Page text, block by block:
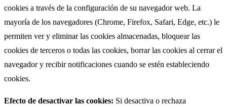
cookies a través de la configuración de su navegador web. La
mayoría de los navegadores (Chrome, Firefox, Safari, Edge, etc.) le
permiten ver y eliminar las cookies almacenadas, bloquear las
cookies de terceros o todas las cookies, borrar las cookies al cerrar el
navegador y recibir notificaciones cuando se estén estableciendo
cookies.
Efecto de desactivar las cookies: Si desactiva o rechaza